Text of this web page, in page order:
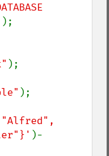
);
"Alfred",
)-